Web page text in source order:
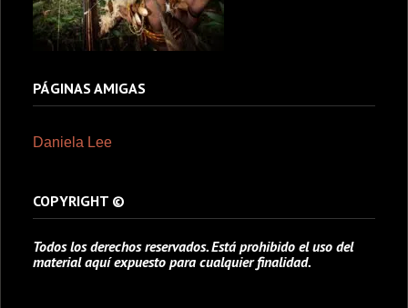
PÁGINAS AMIGAS
Daniela Lee
COPYRIGHT ©
Todos los derechos reservados. Está prohibido el uso del
material aquí expuesto para cualquier finalidad.